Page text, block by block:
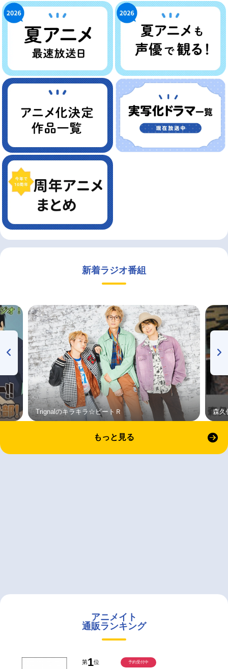
新着ラジオ番組
Trignalのキラキラ☆ビートＲ 森久
もっと見る
アニメイト
通販ランキング
第1位 予約受付中